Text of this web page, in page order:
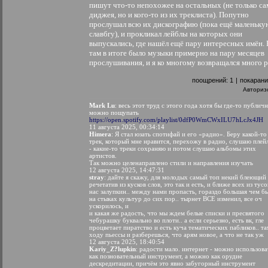
пишут что-то непохожее на остальных (не только
диджея, но и кого-то из их треклиста). Попутно
прослушал всю их дискографию (пока ещё
славбгу), и прокликал лейблы на которых они
выпускались, где нашёл ещё пару интересных имён.
там в итоге было музыки примерно на пару месяцев
прослушивания, и я ко многому возвращался много
поощрений: 1 |
Mark Lu: весь этот труд с этого года хотя бы где-то
можно пощупать
https://open.spotify.com/playlist/0dfP0WmCWxILU7hLcJx4JH
11 августа 2025, 00:34:14
Himera: Я стал юзать спотифай и его «радио». Беру какой-то
трек, который мне нравится, перехожу в радио, слушаю
- какие-то треки сохраняю и потом слушаю альбомы этих
артистов.
Так можно целенаправлено стили и направления изучать
12 августа 2025, 14:47:31
stray: дайте я скажу, для молодых самый топ некий блеющий
речетатив из кусков слов, это так и есть, и ближе всех из
нас залупкин.. между нами пропасть, гораздо большая чем
на стыках культур до сих пор.. тырнет ВСЕ изменил, все оч
ускорилось, и
и какая же радость, что мы ждем белые списки и пресвятого
чебурашку буквально во плоти.. а если серьезно, есть вк, гле
процветает пиратство и есть куча тематических пабликов..
ходу пьессы и разберешься, что арям новое, а что не так уж
12 августа 2025, 18:40:54
Kariy_Z?lupkin: радости мало. интернет - можно
как позновательный инструмент, а можно как орудие
дескредитации, причём это явно забугорный инструмент